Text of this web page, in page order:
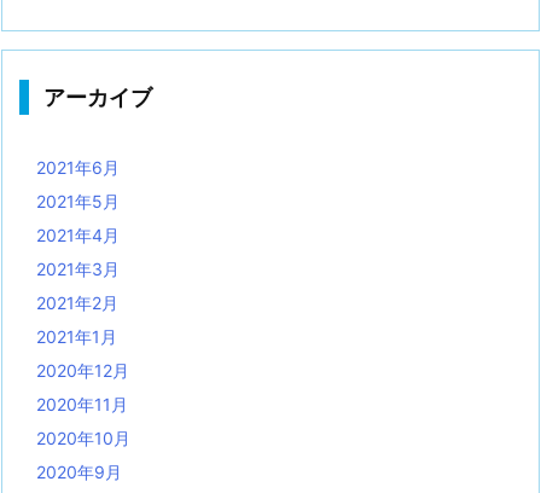
アーカイブ
2021年6月
2021年5月
2021年4月
2021年3月
2021年2月
2021年1月
2020年12月
2020年11月
2020年10月
2020年9月